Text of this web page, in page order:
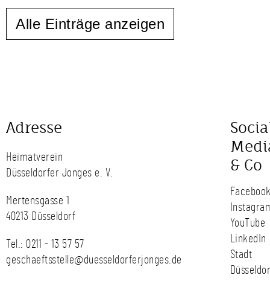
Alle Einträge anzeigen
Adresse
Heimatverein
Düsseldorfer Jonges e. V.
Mertensgasse 1
40213 Düsseldorf
Tel.: 0211 - 13 57 57
geschaeftsstelle@duesseldorferjonges.de
& Co
YouTube
LinkedIn
Stadt